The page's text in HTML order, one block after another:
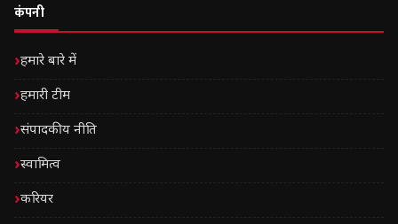
कंपनी
हमारे बारे में
हमारी टीम
संपादकीय नीति
स्वामित्व
करियर